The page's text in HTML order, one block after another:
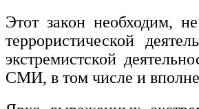
Этот закон необходим,
террористической
экстремистской
СМИ, в том числе и